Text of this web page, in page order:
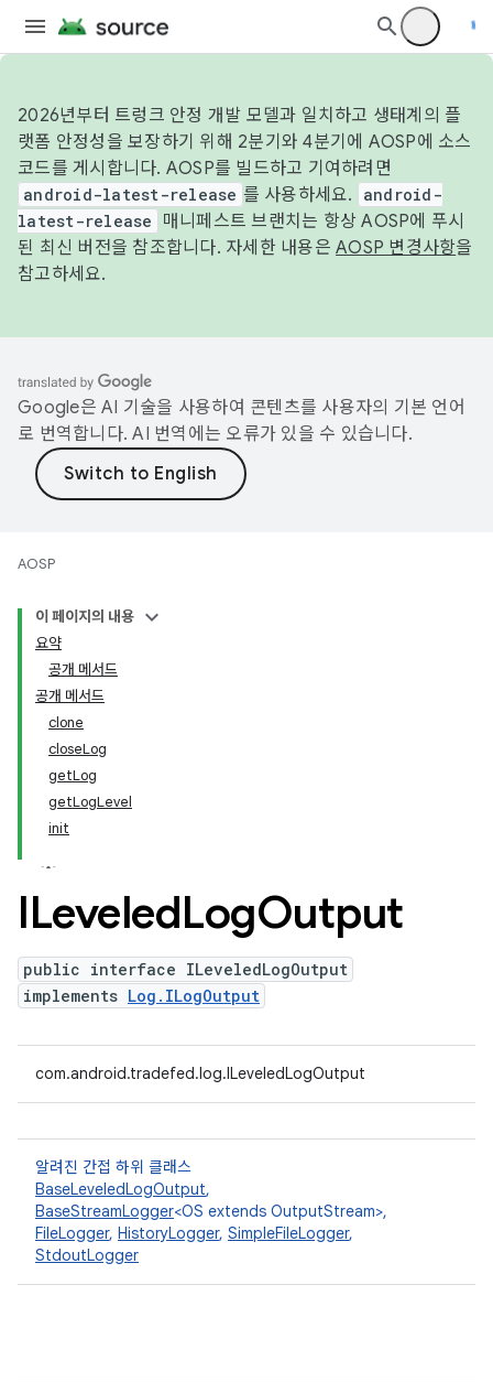
2026년부터 트렁크 안정 개발 모델과 일치하고 생태계의 플
랫폼 안정성을 보장하기 위해 2분기와 4분기에 AOSP에 소스
코드를 게시합니다. AOSP를 빌드하고 기여하려면
android-latest-release 를 사용하세요.
android-
latest-release
매니페스트 브랜치는 항상 AOSP에 푸시
된 최신 버전을 참조합니다. 자세한 내용은 AOSP 변경사항을
참고하세요.
Google은 AI 기술을 사용하여 콘텐츠를 사용자의 기본 언어
로 번역합니다. AI 번역에는 오류가 있을 수 있습니다.
AOSP
이 페이지의 내용
요약
공개 메서드
공개 메서드
clone
closeLog
getLog
getLogLevel
init
ILeveledLogOutput
public interface ILeveledLogOutput
implements Log.ILogOutput
com.android.tradefed.log.ILeveledLogOutput
알려진 간접 하위 클래스
BaseLeveledLogOutput,
BaseStreamLogger<OS extends OutputStream>,
FileLogger, HistoryLogger, SimpleFileLogger,
StdoutLogger